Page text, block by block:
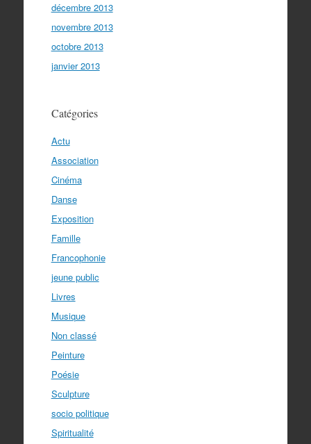
décembre 2013
novembre 2013
octobre 2013
janvier 2013
Catégories
Actu
Association
Cinéma
Danse
Exposition
Famille
Francophonie
jeune public
Livres
Musique
Non classé
Peinture
Poésie
Sculpture
socio politique
Spiritualité